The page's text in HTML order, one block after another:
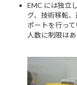
EMC には独立
グ、技術移転
ポートを行っ
人数に制限はあ